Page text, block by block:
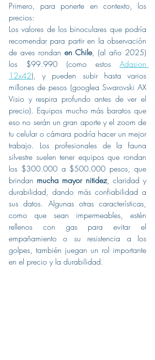
Primero, para ponerte en contexto, los
precios:
Los valores de los binoculares que podría
recomendar para partir en la observación
de aves rondan en Chile, (al año 2025)
los $99.990 (como estos Adasion
12x42), y pueden subir hasta varios
millones de pesos (googlea Swarovski AX
Visio y respira profundo antes de ver el
precio). Equipos mucho más baratos que
eso no serán un gran aporte y el zoom de
tu celular o cámara podría hacer un mejor
trabajo. Los profesionales de la fauna
silvestre suelen tener equipos que rondan
los $300.000 a $500.000 pesos, que
brindan mucha mayor nitidez, claridad y
durabilidad, dando más confiabilidad a
sus datos. Algunas otras características,
como que sean impermeables, estén
rellenos con gas para evitar el
empañamiento o su resistencia a los
golpes, también juegan un rol importante
en el precio y la durabilidad.